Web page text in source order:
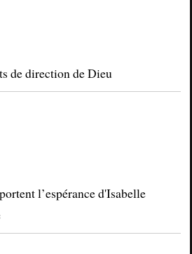
de direction de Dieu
l’espérance d'Isabelle